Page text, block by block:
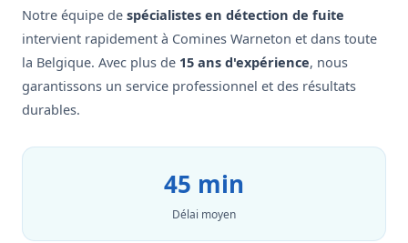
Notre équipe de spécialistes en détection de fuite
intervient rapidement à Comines Warneton et dans toute
la Belgique. Avec plus de 15 ans d'expérience, nous
garantissons un service professionnel et des résultats
durables.
45 min
Délai moyen